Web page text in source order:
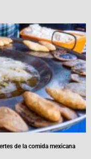
de la comida mexicana